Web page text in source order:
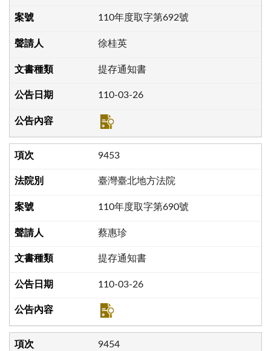
110年度取字第692號
徐桂英
提存通知書
110-03-26
9453
臺灣臺北地方法院
110年度取字第690號
蔡惠珍
提存通知書
110-03-26
9454